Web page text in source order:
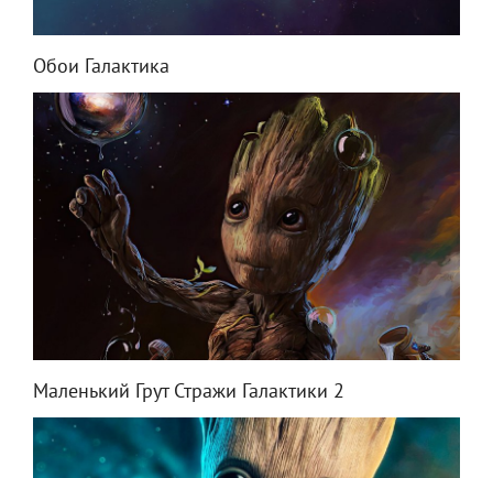
Обои Галактика
Маленький Грут Стражи Галактики 2